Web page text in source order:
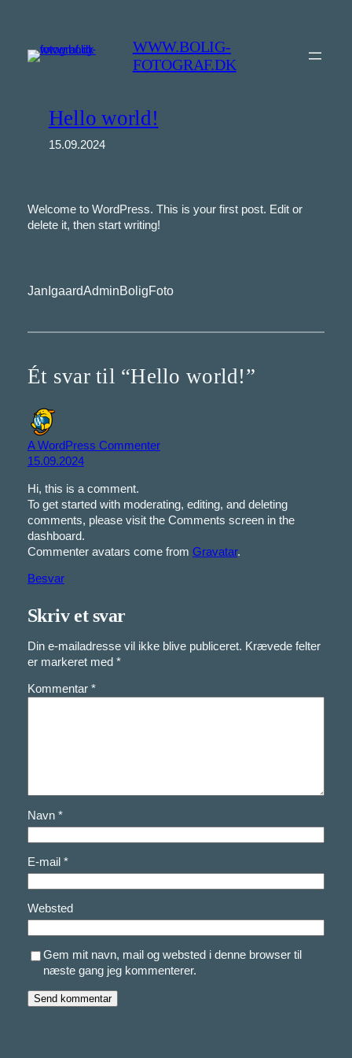
indhold
WWW.BOLIG-
FOTOGRAF.DK
Hello world!
15.09.2024
Welcome to WordPress. This is your first post. Edit or
delete it, then start writing!
JanIgaardAdminBoligFoto
Ét svar til “Hello world!”
A WordPress Commenter
15.09.2024
Hi, this is a comment.
To get started with moderating, editing, and deleting
comments, please visit the Comments screen in the
dashboard.
Commenter avatars come from Gravatar.
Besvar
Skriv et svar
Din e-mailadresse vil ikke blive publiceret. Krævede felter
er markeret med *
Kommentar *
Navn *
E-mail *
Websted
Gem mit navn, mail og websted i denne browser til
næste gang jeg kommenterer.